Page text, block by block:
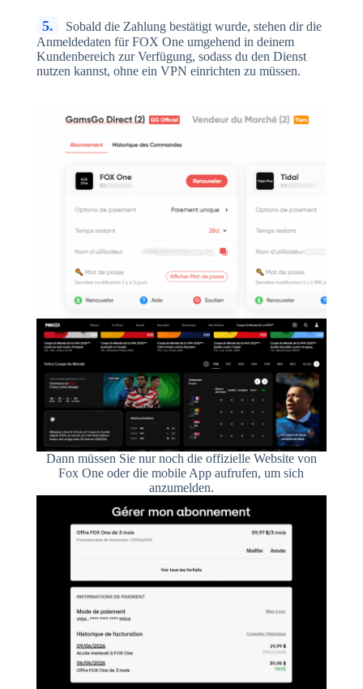
5.
Sobald die Zahlung bestätigt wurde, stehen dir die
Anmeldedaten für FOX One umgehend in deinem
Kundenbereich zur Verfügung, sodass du den Dienst
nutzen kannst, ohne ein VPN einrichten zu müssen.
Dann müssen Sie nur noch die offizielle Website von
Fox One oder die mobile App aufrufen, um sich
anzumelden.